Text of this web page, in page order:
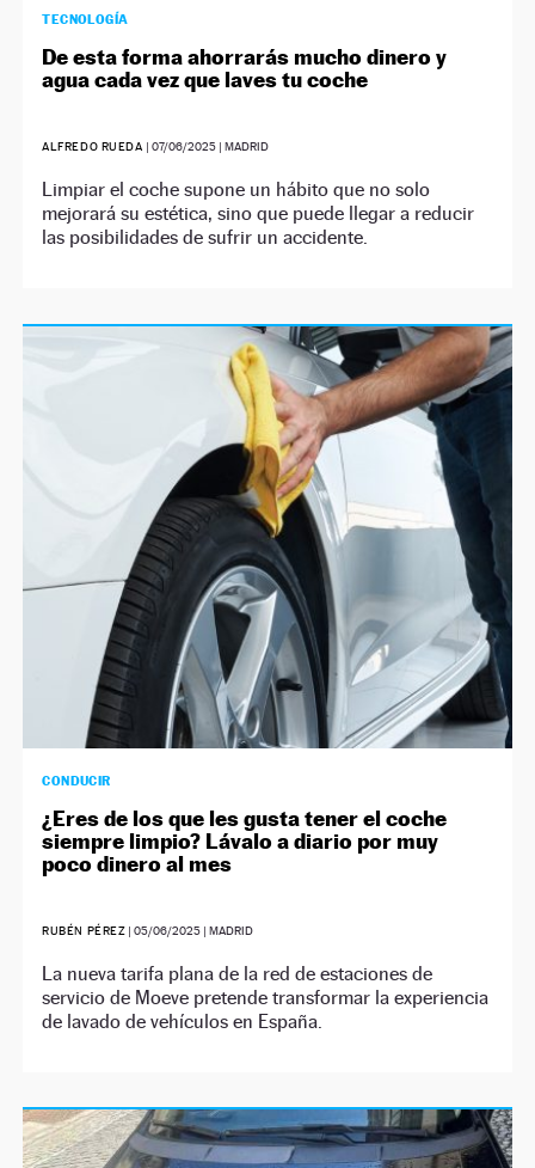
TECNOLOGÍA
De esta forma ahorrarás mucho dinero y
agua cada vez que laves tu coche
ALFREDO RUEDA | 07/06/2025| MADRID
Limpiar el coche supone un hábito que no solo
mejorará su estética, sino que puede llegar a reducir
las posibilidades de sufrir un accidente.
CONDUCIR
¿Eres de los que les gusta tener el coche
siempre limpio? Lávalo a diario por muy
poco dinero al mes
RUBÉN PÉREZ |05/06/2025 | MADRID
La nueva tarifa plana de la red de estaciones de
servicio de Moeve pretende transformar la experiencia
de lavado de vehículos en España.